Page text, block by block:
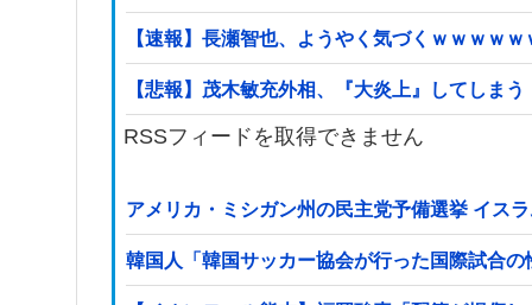
【速報】長瀬智也、ようやく気づくｗｗｗｗｗ
【悲報】茂木敏充外相、『大炎上』してしま
RSSフィードを取得できません
アメリカ・ミシガン州の民主党予備選挙 イス
韓国人「韓国サッカー協会が行った国際試合